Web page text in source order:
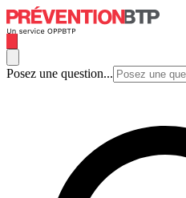
Posez une question...